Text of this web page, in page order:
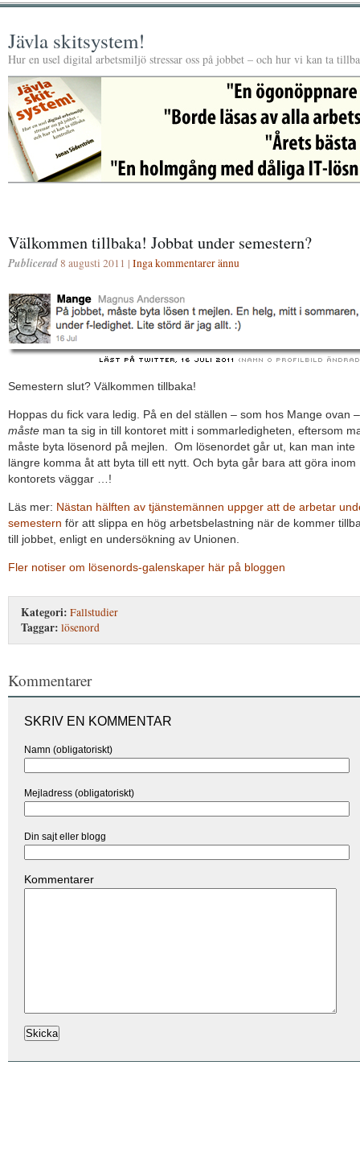
Jävla skitsystem!
Hur en usel digital arbetsmiljö stressar oss på jobbet – och hur vi kan ta
Välkommen tillbaka! Jobbat under semestern?
Publicerad8 augusti 2011 | Inga kommentarer ännu
Semestern slut? Välkommen tillbaka!
Hoppas du fick vara ledig. På en del ställen – som hos Mange ovan –
måste man ta sig in till kontoret mitt i sommarledigheten, eftersom
måste byta lösenord på mejlen. Om lösenordet går ut, kan man inte
längre komma åt att byta till ett nytt. Och byta går bara att göra inom
kontorets väggar …!
Läs mer: Nästan hälften av tjänstemännen uppger att de arbetar
semestern för att slippa en hög arbetsbelastning när de kommer
till jobbet, enligt en undersökning av Unionen.
Fler notiser om lösenords-galenskaper här på bloggen
Kategori: Fallstudier
Taggar: lösenord
Kommentarer
SKRIV EN KOMMENTAR
Namn (obligatoriskt)
Mejladress (obligatoriskt)
Din sajt eller blogg
Kommentarer